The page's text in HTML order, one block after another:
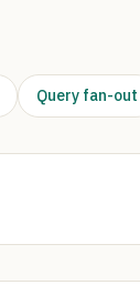
Query fan-out